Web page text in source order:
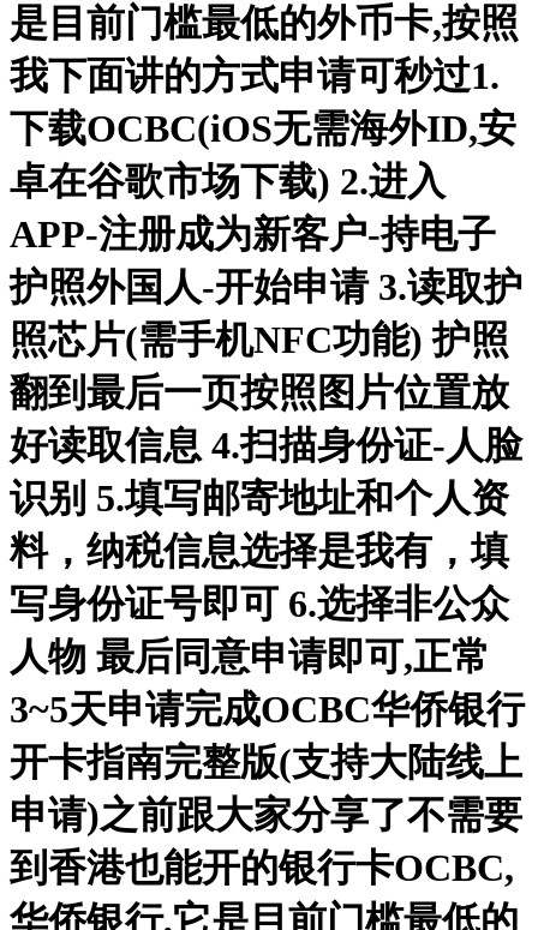
是目前门槛最低的外币卡,按照
我下面讲的方式申请可秒过1.
下载OCBC(iOS无需海外ID,安
卓在谷歌市场下载) 2.进入
APP-注册成为新客户-持电子
护照外国人-开始申请 3.读取护
照芯片(需手机NFC功能) 护照
翻到最后一页按照图片位置放
好读取信息 4.扫描身份证-人脸
识别 5.填写邮寄地址和个人资
料，纳税信息选择是我有，填
写身份证号即可 6.选择非公众
人物 最后同意申请即可,正常
3~5天申请完成OCBC华侨银行
开卡指南完整版(支持大陆线上
申请)之前跟大家分享了不需要
到香港也能开的银行卡OCBC,
华侨银行,它是目前门槛最低的